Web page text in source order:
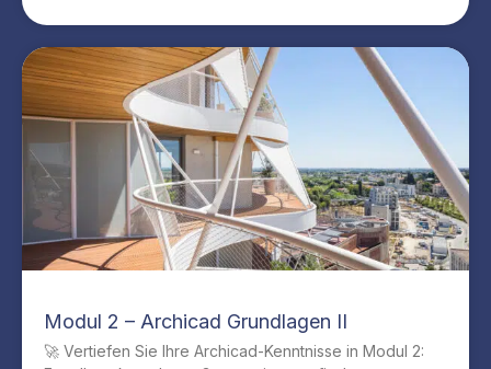
Modul 2 – Archicad Grundlagen II
🚀 Vertiefen Sie Ihre Archicad-Kenntnisse in Modul 2: